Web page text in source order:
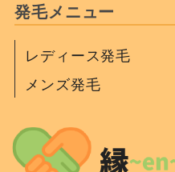
発毛メニュー
レディース発毛
メンズ発毛